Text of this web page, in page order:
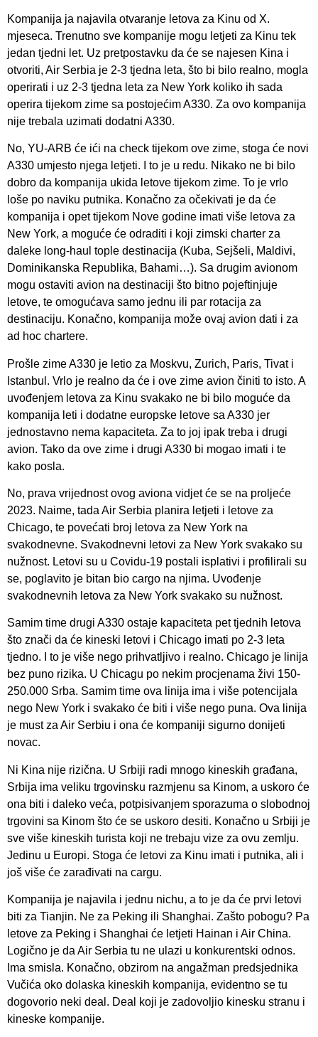
Kompanija ja najavila otvaranje letova za Kinu od X.
mjeseca. Trenutno sve kompanije mogu letjeti za Kinu tek
jedan tjedni let. Uz pretpostavku da će se najesen Kina i
otvoriti, Air Serbia je 2-3 tjedna leta, što bi bilo realno, mogla
operirati i uz 2-3 tjedna leta za New York koliko ih sada
operira tijekom zime sa postojećim A330. Za ovo kompanija
nije trebala uzimati dodatni A330.
No, YU-ARB će ići na check tijekom ove zime, stoga će novi
A330 umjesto njega letjeti. I to je u redu. Nikako ne bi bilo
dobro da kompanija ukida letove tijekom zime. To je vrlo
loše po naviku putnika. Konačno za očekivati je da će
kompanija i opet tijekom Nove godine imati više letova za
New York, a moguće će odraditi i koji zimski charter za
daleke long-haul tople destinacija (Kuba, Sejšeli, Maldivi,
Dominikanska Republika, Bahami…). Sa drugim avionom
mogu ostaviti avion na destinaciji što bitno pojeftinjuje
letove, te omogućava samo jednu ili par rotacija za
destinaciju. Konačno, kompanija može ovaj avion dati i za
ad hoc chartere.
Prošle zime A330 je letio za Moskvu, Zurich, Paris, Tivat i
Istanbul. Vrlo je realno da će i ove zime avion činiti to isto. A
uvođenjem letova za Kinu svakako ne bi bilo moguće da
kompanija leti i dodatne europske letove sa A330 jer
jednostavno nema kapaciteta. Za to joj ipak treba i drugi
avion. Tako da ove zime i drugi A330 bi mogao imati i te
kako posla.
No, prava vrijednost ovog aviona vidjet će se na proljeće
2023. Naime, tada Air Serbia planira letjeti i letove za
Chicago, te povećati broj letova za New York na
svakodnevne. Svakodnevni letovi za New York svakako su
nužnost. Letovi su u Covidu-19 postali isplativi i profilirali su
se, poglavito je bitan bio cargo na njima. Uvođenje
svakodnevnih letova za New York svakako su nužnost.
Samim time drugi A330 ostaje kapaciteta pet tjednih letova
što znači da će kineski letovi i Chicago imati po 2-3 leta
tjedno. I to je više nego prihvatljivo i realno. Chicago je linija
bez puno rizika. U Chicagu po nekim procjenama živi 150-
250.000 Srba. Samim time ova linija ima i više potencijala
nego New York i svakako će biti i više nego puna. Ova linija
je must za Air Serbiu i ona će kompaniji sigurno donijeti
novac.
Ni Kina nije rizična. U Srbiji radi mnogo kineskih građana,
Srbija ima veliku trgovinsku razmjenu sa Kinom, a uskoro će
ona biti i daleko veća, potpisivanjem sporazuma o slobodnoj
trgovini sa Kinom što će se uskoro desiti. Konačno u Srbiji je
sve više kineskih turista koji ne trebaju vize za ovu zemlju.
Jedinu u Europi. Stoga će letovi za Kinu imati i putnika, ali i
još više će zarađivati na cargu.
Kompanija je najavila i jednu nichu, a to je da će prvi letovi
biti za Tianjin. Ne za Peking ili Shanghai. Zašto pobogu? Pa
letove za Peking i Shanghai će letjeti Hainan i Air China.
Logično je da Air Serbia tu ne ulazi u konkurentski odnos.
Ima smisla. Konačno, obzirom na angažman predsjednika
Vučića oko dolaska kineskih kompanija, evidentno se tu
dogovorio neki deal. Deal koji je zadovoljio kinesku stranu i
kineske kompanije.